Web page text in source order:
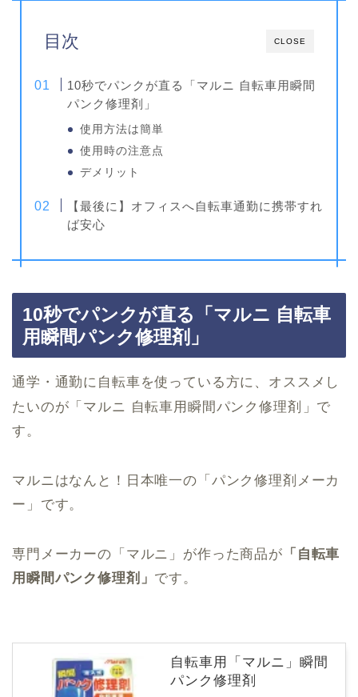
CLOSE
目次
10秒でパンクが直る「マルニ 自転車用瞬間
パンク修理剤」
使用方法は簡単
使用時の注意点
デメリット
【最後に】オフィスへ自転車通勤に携帯すれ
ば安心
10秒でパンクが直る「マルニ 自転車
用瞬間パンク修理剤」
通学・通勤に自転車を使っている方に、オススメし
たいのが「マルニ 自転車用瞬間パンク修理剤
」で
す。
マルニはなんと！日本唯一の「パンク修理剤メーカ
ー」です。
専門メーカーの「マルニ」が作った商品が 「自転車
用瞬間パンク修理剤」 です。
自転車用「マルニ」瞬間
パンク修理剤